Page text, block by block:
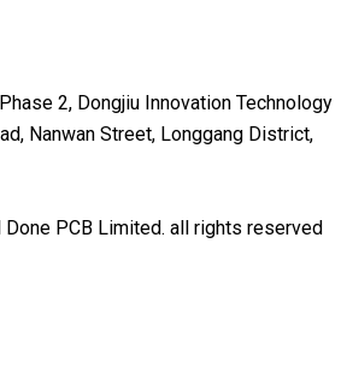
2, Dongjiu Innovation Technology
Nanwan Street, Longgang District,
PCB Limited. all rights reserved